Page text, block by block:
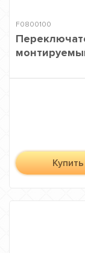
F0800100
Купить